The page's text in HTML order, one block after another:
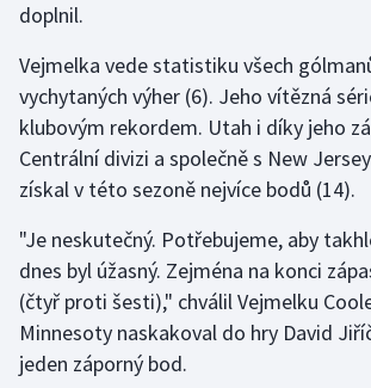
Motorsport
Olympijské hry
Parasport
Plavání
Plážový volejbal
Ragby
Rychlobruslení
doplnil.
Vejmelka vede statistiku všech
vychytaných výher (6). Jeho vítězná
klubovým rekordem. Utah i díky jeho
Centrální divizi a společně s New
získal v této sezoně nejvíce bodů (14).
"Je neskutečný. Potřebujeme, aby
dnes byl úžasný. Zejména na konci
(čtyř proti šesti)," chválil Vejmelku
Minnesoty naskakoval do hry David
jeden záporný bod.